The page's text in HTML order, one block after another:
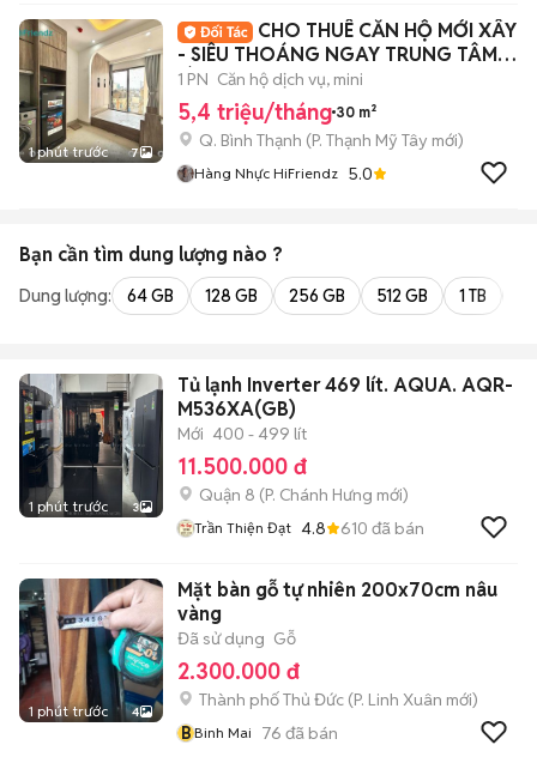
1 phút trước 7
CHO THUÊ CĂN HỘ MỚI XÂY
- SIÊU THOÁNG NGAY TRUNG TÂM
BÌNH THẠNH
1 PN Căn hộ dịch vụ, mini
5,4 triệu/tháng 30 m²
Q. Bình Thạnh (P. Thạnh Mỹ Tây mới)
Hàng Nhực HiFriendz 5.0
Bạn cần tìm dung lượng nào ?
Dung lượng: 64 GB 128 GB 256 GB 512 GB 1 TB
1 phút trước 3
Tủ lạnh Inverter 469 lít. AQUA. AQR-
M536XA(GB)
Mới 400 - 499 lít
11.500.000 đ
Quận 8 (P. Chánh Hưng mới)
Trần Thiện Đạt 4.8 610 đã bán
1 phút trước 4
Mặt bàn gỗ tự nhiên 200x70cm nâu
vàng
Đã sử dụng Gỗ
2.300.000 đ
Thành phố Thủ Đức (P. Linh Xuân mới)
BBinh Mai 76 đã bán